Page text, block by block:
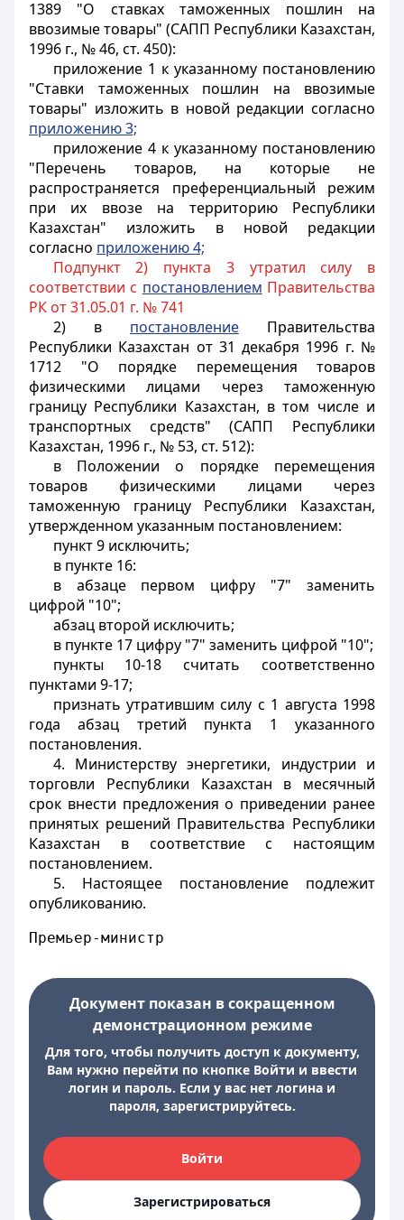
1389 "О ставках таможенных пошлин на
ввозимые товары" (САПП Республики Казахстан,
1996 г., № 46, ст. 450):
приложение 1 к указанному постановлению
"Ставки таможенных пошлин на ввозимые
товары" изложить в новой редакции согласно
приложению 3;
приложение 4 к указанному постановлению
"Перечень товаров, на которые не
распространяется преференциальный режим
при их ввозе на территорию Республики
Казахстан" изложить в новой редакции
согласно приложению 4;
Подпункт 2) пункта 3 утратил силу в
соответствии с постановлением Правительства
РК от 31.05.01 г. № 741
2) в постановлениеПравительства
Республики Казахстан от 31 декабря 1996 г. №
1712 "О порядке перемещения товаров
физическими лицами через таможенную
границу Республики Казахстан, в том числе и
транспортных средств" (САПП Республики
Казахстан, 1996 г., № 53, ст. 512):
в Положении о порядке перемещения
товаров физическими лицами через
таможенную границу Республики Казахстан,
утвержденном указанным постановлением:
пункт 9 исключить;
в пункте 16:
в абзаце первом цифру "7" заменить
цифрой "10";
абзац второй исключить;
в пункте 17 цифру "7" заменить цифрой "10";
пункты 10-18 считать соответственно
пунктами 9-17;
признать утратившим силу с 1 августа 1998
года абзац третий пункта 1 указанного
постановления.
4. Министерству энергетики, индустрии и
торговли Республики Казахстан в месячный
срок внести предложения о приведении ранее
принятых решений Правительства Республики
Казахстан в соответствие с настоящим
постановлением.
5. Настоящее постановление подлежит
опубликованию.
Премьер-министр
Документ показан в сокращенном
демонстрационном режиме
Для того, чтобы получить доступ к документу,
Вам нужно перейти по кнопке Войти и ввести
логин и пароль. Если у вас нет логина и
пароля, зарегистрируйтесь.
Войти
Зарегистрироваться